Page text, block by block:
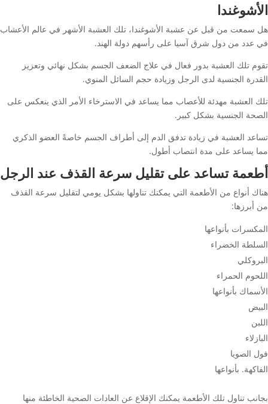
الأشوغندا
هل سمعت من قبل عن عشبة الأشوغندا، تلك العشبة الأشهر في عالم الأعشاب
في عدد من دول شرق آسيا على رأسهم دولة الهند.
تقوم تلك العشبة بدور فعال في علاج الضعف الجسم بشكل نهائي وتعزيز
القدرة الجنسية لدى الرجل وزيادة حجم السائل المنوي.
تلك العشبة مهدئة للأعصاب مما يساعد في الاسترخاء الأمر الذي ينعكس على
الصحة الجنسية بشكل كبير.
تساعد العشبة في زيادة تدفق الدم إلى أطراف الجسم خاصةً العضو الذكري
مما يساعد على مدة انتصاب أطول.
أطعمة تساعد على تقليل سرعة القذف عند الرجل
هناك أنواع من الأطعمة التي يمكنك تناولها بشكل يومي لتقليل سرعة القذف
من أبرزها:
المكسرات بأنواعها
السلطة الخضراء
البروكلي
اللحوم الحمراء
الأسماك بأنواعها
البيض
اللبن
البازلاء
فول الصويا
الفاكهة. بأنواعها
بجانب تناول تلك الأطعمة يمكنك الإقلاع عن العادات الصحية الخاطئة منها